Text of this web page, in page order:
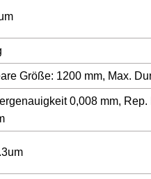
Größe: 1200 mm, Max.
0,008 mm,